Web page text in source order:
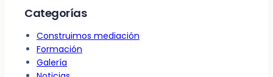
Categorías
Construimos mediación
Formación
Galería